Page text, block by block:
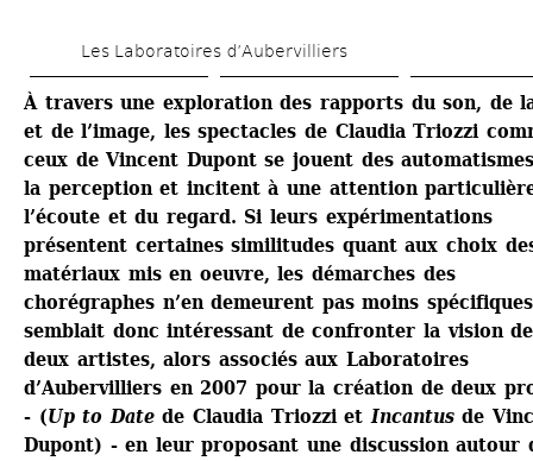
au
contenu
principal
Les Laboratoires d’Aubervilliers
À travers une exploration des rapports du son, de
et de l’image, les spectacles de Claudia Triozzi
ceux de Vincent Dupont se jouent des
la perception et incitent à une attention
l’écoute et du regard. Si leurs expérimentations
présentent certaines similitudes quant aux choix
matériaux mis en oeuvre, les démarches des
chorégraphes n’en demeurent pas moins
semblait donc intéressant de confronter la vision
deux artistes, alors associés aux Laboratoires
d’Aubervilliers en 2007 pour la création de deux
- (Up to Datede Claudia Triozzi et Incantusde
Dupont) - en leur proposant une discussion autour